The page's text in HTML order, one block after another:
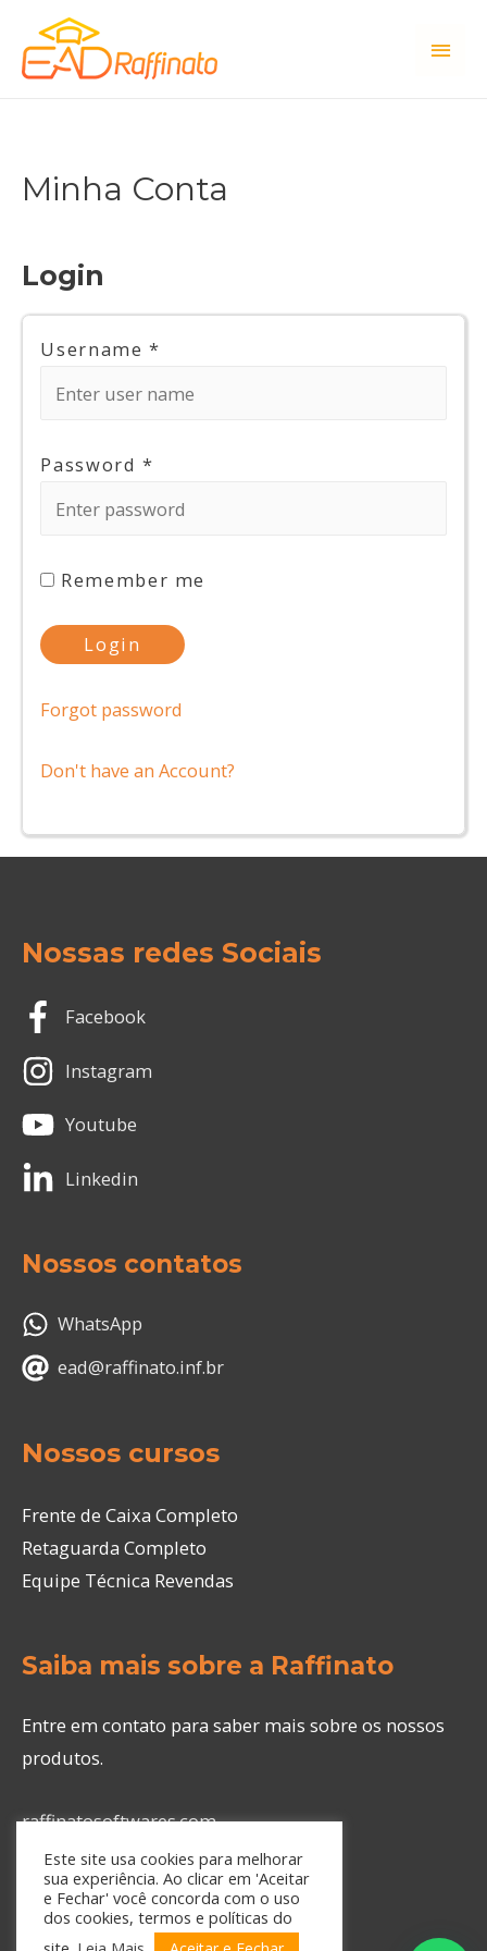
Minha Conta
Login
Username*
Password*
Remember me
Forgot password
Don't have an Account?
Nossas redes Sociais
Facebook
Instagram
Youtube
Linkedin
Nossos contatos
WhatsApp
ead@raffinato.inf.br
Nossos cursos
Frente de Caixa Completo
Retaguarda Completo
Equipe Técnica Revendas
Saiba mais sobre a Raffinato
Entre em contato para saber mais sobre os nossos
produtos.
raffinatosoftwares.com
Este site usa cookies para melhorar
sua experiência. Ao clicar em 'Aceitar
e Fechar' você concorda com o uso
dos cookies, termos e políticas do